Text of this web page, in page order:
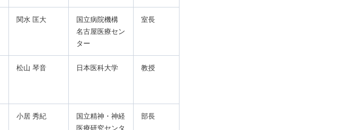
関水 匡大
国立病院機構
名古屋医療セン
ター
室長
松山 琴音 日本医科大学 教授
小居 秀紀
国立精神・神経
医療研究センタ
部長